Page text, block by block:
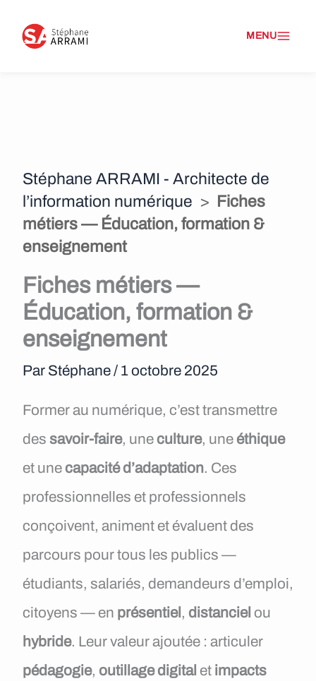
Stéphane ARRAMI - Architecte de
l’information numérique > Fiches
métiers — Éducation, formation &
enseignement
Fiches métiers —
Éducation, formation &
enseignement
Par Stéphane/ 1 octobre 2025
Former au numérique, c’est transmettre
des savoir-faire, uneculture, une éthique
et unecapacité d’adaptation. Ces
professionnelles et professionnels
conçoivent, animent et évaluent des
parcours pour tous les publics —
étudiants, salariés, demandeurs d’emploi,
citoyens — en présentiel , distanciel ou
hybride. Leur valeur ajoutée : articuler
pédagogie, outillage digital et impacts